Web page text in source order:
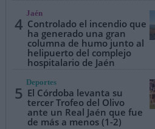
4
Jaén
Controlado el incendio que
ha generado una gran
columna de humo junto al
helipuerto del complejo
hospitalario de Jaén
5
Deportes
El Córdoba levanta su
tercer Trofeo del Olivo
ante un Real Jaén que fue
de más a menos (1-2)